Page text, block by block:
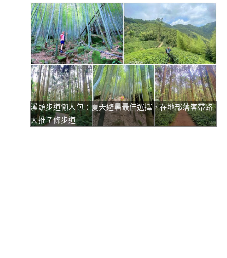
溪頭步道懶人包：夏天避暑最佳選擇，在地部落客帶路
大推７條步道